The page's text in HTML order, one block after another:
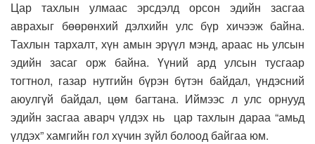
Цар тахлын улмаас эрсдэлд орсон эдийн засгаа
аврахыг бөөрөнхий дэлхийн улс бүр хичээж байна.
Тахлын тархалт, хүн амын эрүүл мэнд, араас нь улсын
эдийн засаг орж байна. Үүний ард улсын тусгаар
тогтнол, газар нутгийн бүрэн бүтэн байдал, үндэсний
аюулгүй байдал, цөм багтана. Иймээс л улс орнууд
эдийн засгаа аварч үлдэх нь цар тахлын дараа “амьд
үлдэх” хамгийн гол хүчин зүйл болоод байгаа юм.